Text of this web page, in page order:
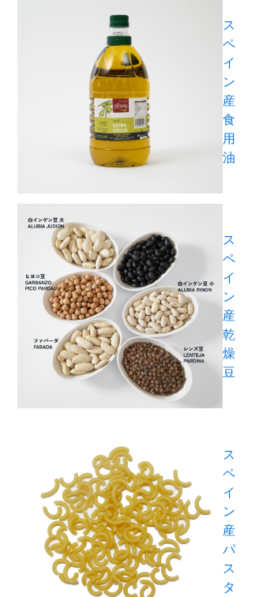
ス
ペ
イ
ン
産
食
用
油
ス
ペ
イ
ン
産
乾
燥
豆
ス
ペ
イ
ン
産
パ
ス
タ